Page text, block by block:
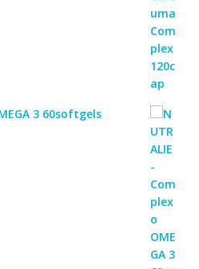
3 60softgels